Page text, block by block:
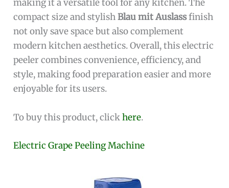
making it a versatile tool for any kitchen. The
compact size and stylishBlau mit Auslassfinish
not only save space but also complement
modern kitchen aesthetics. Overall, this electric
peeler combines convenience, efficiency, and
style, making food preparation easier and more
enjoyable for its users.
To buy this product, clickhere.
Electric Grape Peeling Machine